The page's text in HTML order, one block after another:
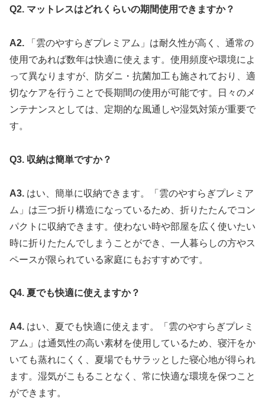
Q2. マットレスはどれくらいの期間使用できますか？
A2. 「雲のやすらぎプレミアム」は耐久性が高く、通常の
使用であれば数年は快適に使えます。使用頻度や環境によ
って異なりますが、防ダニ・抗菌加工も施されており、適
切なケアを行うことで長期間の使用が可能です。日々のメ
ンテナンスとしては、定期的な風通しや湿気対策が重要で
す。
Q3. 収納は簡単ですか？
A3. はい、簡単に収納できます。「雲のやすらぎプレミア
ム」は三つ折り構造になっているため、折りたたんでコン
パクトに収納できます。使わない時や部屋を広く使いたい
時に折りたたんでしまうことができ、一人暮らしの方やス
ペースが限られている家庭にもおすすめです。
Q4. 夏でも快適に使えますか？
A4. はい、夏でも快適に使えます。「雲のやすらぎプレミ
アム」は通気性の高い素材を使用しているため、寝汗をか
いても蒸れにくく、夏場でもサラッとした寝心地が得られ
ます。湿気がこもることなく、常に快適な環境を保つこと
ができます。